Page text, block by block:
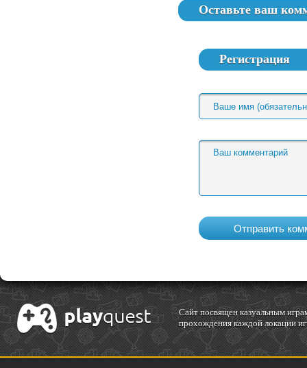
Оставьте ваш
Регистрация
Cайт посвящен казуальным
прохождения каждой локации